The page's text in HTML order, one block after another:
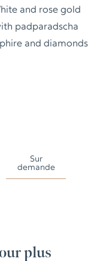
and rose gold
padparadscha
and diamonds
Sur
demande
plus